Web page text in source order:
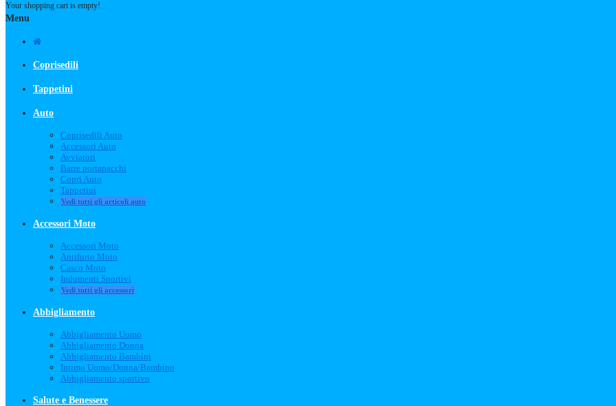
Your shopping cart is empty!
Menu
Coprisedili
Tappetini
Auto
Coprisedili Auto
Accessori Auto
Avviatori
Barre portapacchi
Copri Auto
Tappetini
Vedi tutti gli articoli auto
Accessori Moto
Accessori Moto
Antifurto Moto
Casco Moto
Indumenti Sportivi
Vedi tutti gli accessori
Abbigliamento
Abbigliamento Uomo
Abbigliamento Donna
Abbigliamento Bambini
Intimo Uomo/Donna/Bambino
Abbigliamento sportivo
Salute e Benessere